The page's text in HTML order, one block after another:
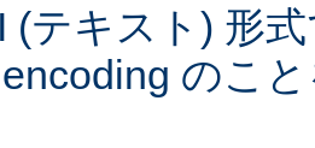
(テキスト) 形
のこ